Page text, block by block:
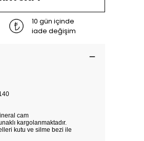
10 gün içinde
iade değişim
cam
kargolanmaktadır.
kutu ve silme bezi ile